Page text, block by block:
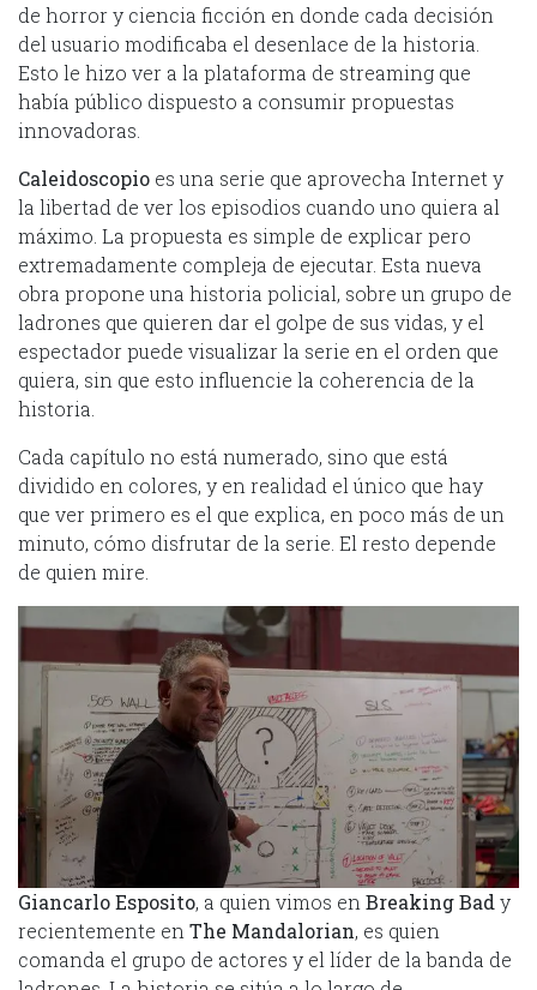
de horror y ciencia ficción en donde cada decisión
del usuario modificaba el desenlace de la historia.
Esto le hizo ver a la plataforma de streaming que
había público dispuesto a consumir propuestas
innovadoras.
Caleidoscopio es una serie que aprovecha Internet y
la libertad de ver los episodios cuando uno quiera al
máximo. La propuesta es simple de explicar pero
extremadamente compleja de ejecutar. Esta nueva
obra propone una historia policial, sobre un grupo de
ladrones que quieren dar el golpe de sus vidas, y el
espectador puede visualizar la serie en el orden que
quiera, sin que esto influencie la coherencia de la
historia.
Cada capítulo no está numerado, sino que está
dividido en colores, y en realidad el único que hay
que ver primero es el que explica, en poco más de un
minuto, cómo disfrutar de la serie. El resto depende
de quien mire.
Giancarlo Esposito, a quien vimos en Breaking Bad y
recientemente en The Mandalorian, es quien
comanda el grupo de actores y el líder de la banda de